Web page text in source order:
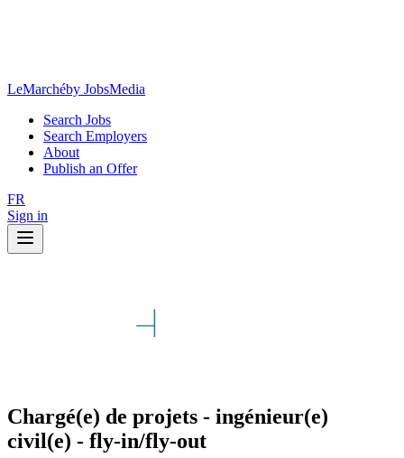
LeMarchéby JobsMedia
Search Jobs
Search Employers
About
Publish an Offer
FR
Sign in
Chargé(e) de projets - ingénieur(e)
civil(e) - fly-in/fly-out